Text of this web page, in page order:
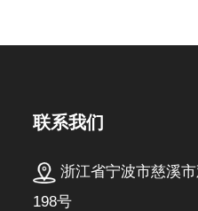
联系我们
浙江省宁波市慈溪
198号